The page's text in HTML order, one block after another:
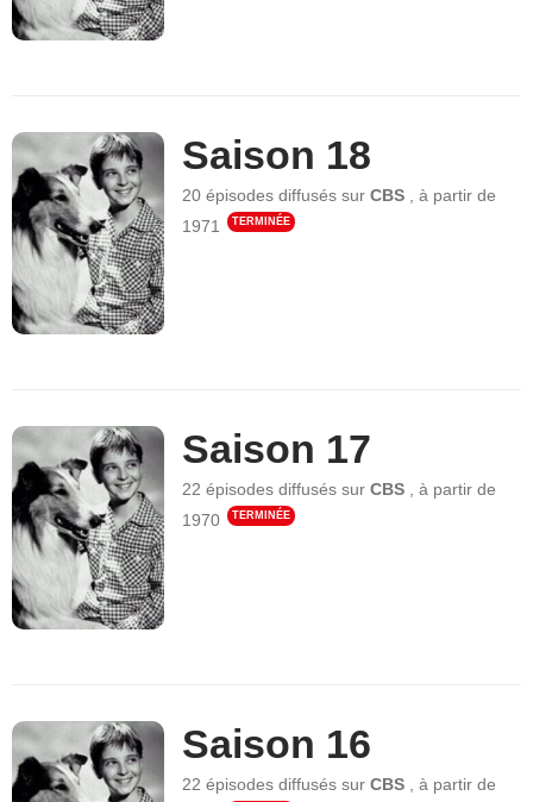
Saison 18
20 épisodes diffusés surCBS ,à partir de
1971
TERMINÉE
Saison 17
22 épisodes diffusés surCBS ,à partir de
1970
TERMINÉE
Saison 16
22 épisodes diffusés surCBS ,à partir de